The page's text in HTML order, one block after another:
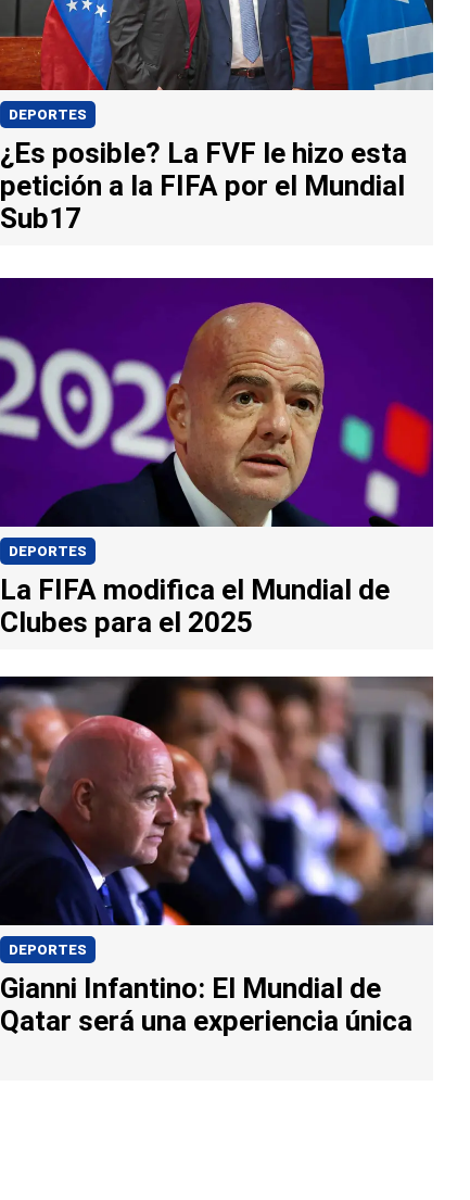
DEPORTES
¿Es posible? La FVF le hizo esta
petición a la FIFA por el Mundial
Sub17
DEPORTES
La FIFA modifica el Mundial de
Clubes para el 2025
DEPORTES
Gianni Infantino: El Mundial de
Qatar será una experiencia única